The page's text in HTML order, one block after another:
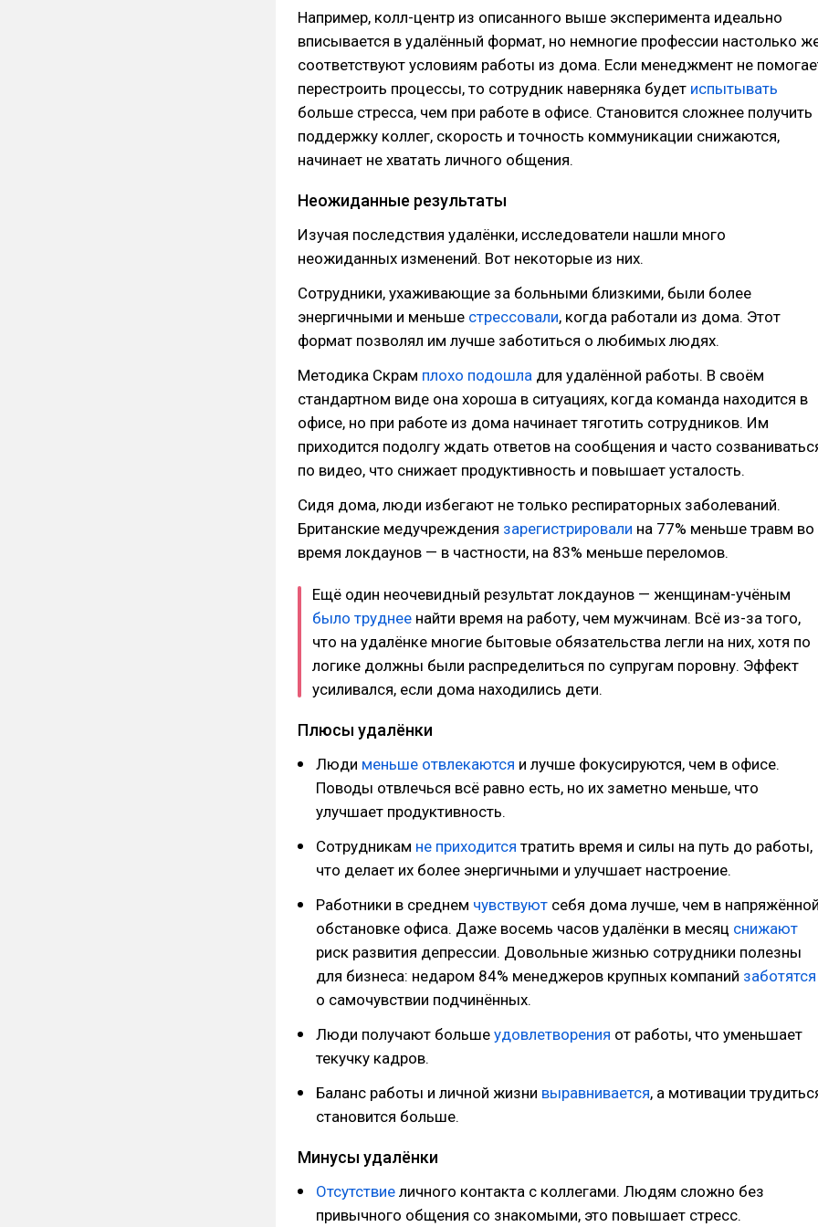
Например, колл-центр из описанного выше эксперимента идеально
вписывается в удалённый формат, но немногие профессии настолько
соответствуют условиям работы из дома. Если менеджмент не
перестроить процессы, то сотрудник наверняка будет испытывать
больше стресса, чем при работе в офисе. Становится сложнее получить
поддержку коллег, скорость и точность коммуникации снижаются,
начинает не хватать личного общения.
Неожиданные результаты
Изучая последствия удалёнки, исследователи нашли много
неожиданных изменений. Вот некоторые из них.
Сотрудники, ухаживающие за больными близкими, были более
энергичными и меньше стрессовали, когда работали из дома. Этот
формат позволял им лучше заботиться о любимых людях.
Методика Скрам плохо подошла для удалённой работы. В своём
стандартном виде она хороша в ситуациях, когда команда находится в
офисе, но при работе из дома начинает тяготить сотрудников. Им
приходится подолгу ждать ответов на сообщения и часто
по видео, что снижает продуктивность и повышает усталость.
Сидя дома, люди избегают не только респираторных заболеваний.
Британские медучреждения зарегистрировали на 77% меньше травм во
время локдаунов — в частности, на 83% меньше переломов.
Ещё один неочевидный результат локдаунов — женщинам-учёным
было труднее найти время на работу, чем мужчинам. Всё из-за того,
что на удалёнке многие бытовые обязательства легли на них, хотя по
логике должны были распределиться по супругам поровну. Эффект
усиливался, если дома находились дети.
Плюсы удалёнки
Люди меньше отвлекаются и лучше фокусируются, чем в офисе.
Поводы отвлечься всё равно есть, но их заметно меньше, что
улучшает продуктивность.
Сотрудникам не приходится тратить время и силы на путь до работы,
что делает их более энергичными и улучшает настроение.
Работники в среднем чувствуют себя дома лучше, чем в
обстановке офиса. Даже восемь часов удалёнки в месяц снижают
риск развития депрессии. Довольные жизнью сотрудники полезны
для бизнеса: недаром 84% менеджеров крупных компаний заботятся
о самочувствии подчинённых.
Люди получают больше удовлетворения от работы, что уменьшает
текучку кадров.
Баланс работы и личной жизни выравнивается, а мотивации
становится больше.
Минусы удалёнки
Отсутствие личного контакта с коллегами. Людям сложно без
привычного общения со знакомыми, это повышает стресс.